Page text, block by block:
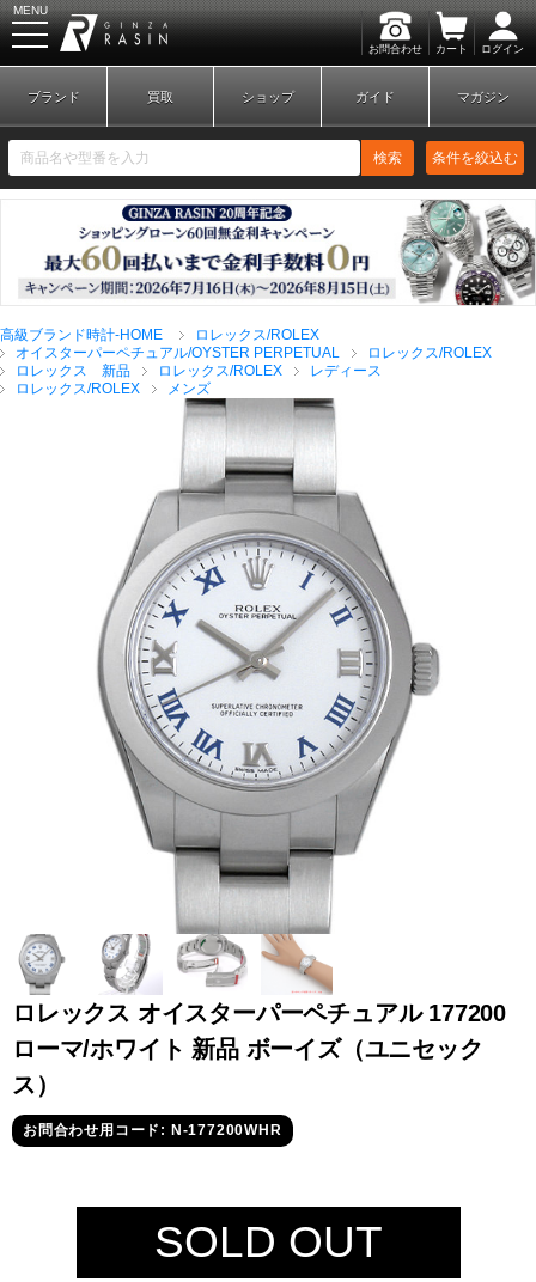
お問合わせ カート ログイン
MENU
新規会員登録 ログイン
ブランドから探す
全てのブランドを見
る
ロレックス
フィリップ
オーデマピゲ
グランド
オメガ IWC
ブランド 買取 ショップ ガイド マガジン
検索 条件を絞込む
高級ブランド時計-HOME
ロレックス/ROLEX
オイスターパーペチュアル/OYSTER PERPETUAL
ロレックス/ROLEX
ロレックス 新品
ロレックス/ROLEX
レディース
ロレックス/ROLEX
メンズ
ロレックス オイスターパーペチュアル 177200
ローマ/ホワイト 新品 ボーイズ（ユニセック
ス）
お問合わせ用コード: N-177200WHR
SOLD OUT